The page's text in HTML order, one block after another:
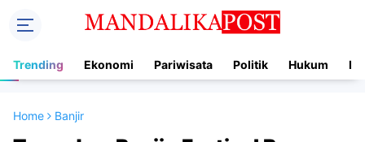
Trending Ekonomi Pariwisata Politik Hukum
Home Banjir